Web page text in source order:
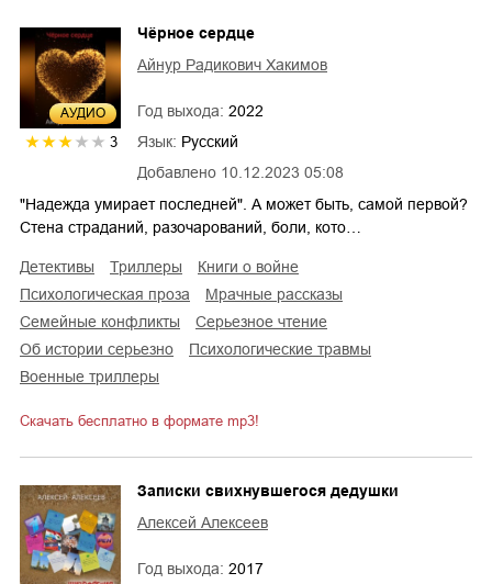
AУДИО
3
Добавлено 10.12.2023 05:08
Чёрное сердце
Айнур Радикович Хакимов
Год выхода: 2022
Язык: Русский
"Надежда умирает последней". А может быть, самой первой?
Стена страданий, разочарований, боли, кото…
детективы триллеры
книги о войне
психологическая проза
мрачные рассказы
семейные конфликты
серьезное чтение
об истории серьезно
психологические травмы
военные триллеры
Скачать бесплатно в формате mp3!
Записки свихнувшегося дедушки
Алексей Алексеев
Год выхода: 2017